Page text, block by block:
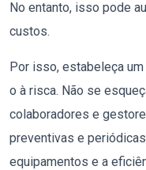
No entanto, isso pode
custos.
Por isso, estabeleça um
o à risca. Não se
colaboradores e
preventivas e
equipamentos e a